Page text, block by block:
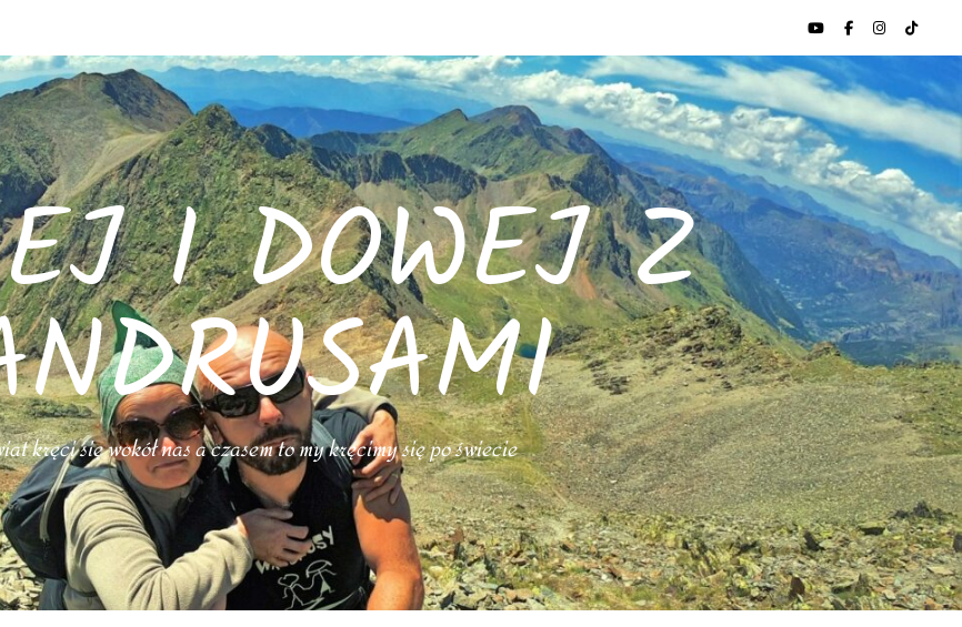
I DOWEJ Z
kręci się wokół nas a czasem to my kręcimy się po świecie